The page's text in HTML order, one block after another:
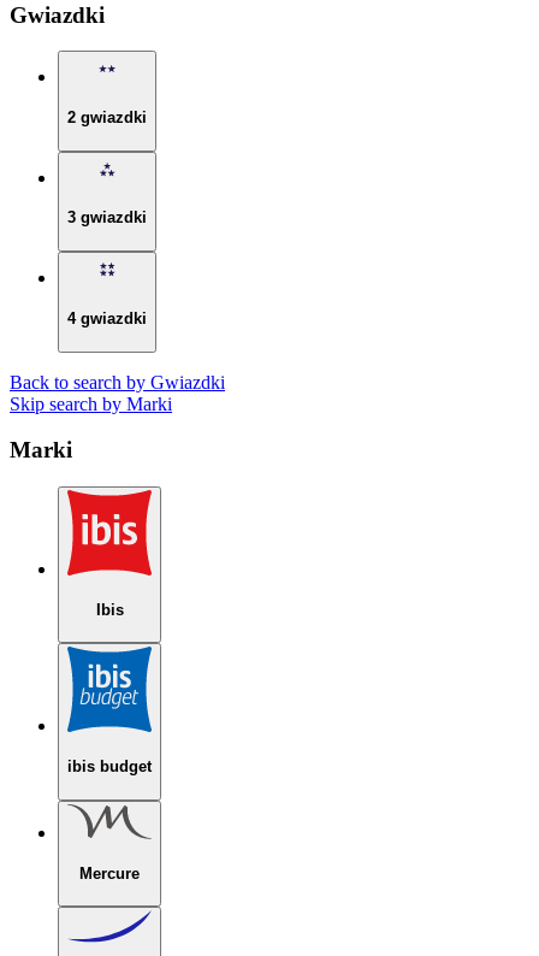
Gwiazdki
2 gwiazdki
3 gwiazdki
4 gwiazdki
Back to search by Gwiazdki
Skip search by Marki
Marki
Ibis
ibis budget
Mercure